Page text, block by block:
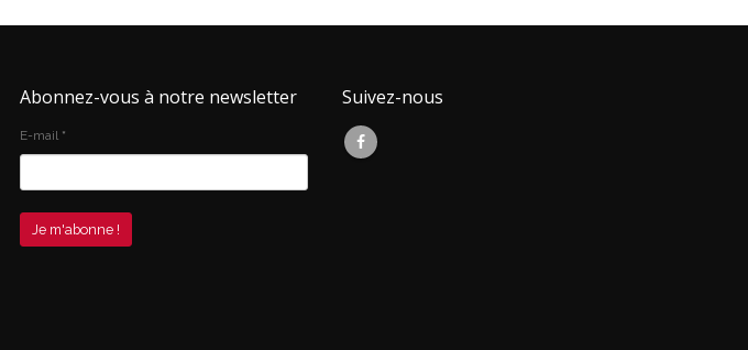
Abonnez-vous à notre newsletter
E-mail *
Suivez-nous